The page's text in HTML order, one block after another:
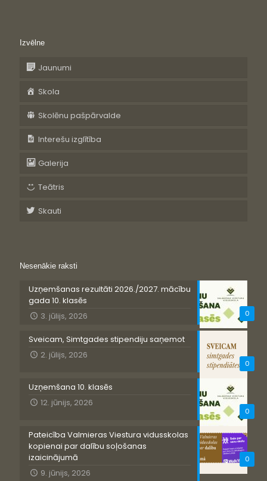
Izvēlne
Jaunumi
Skola
Skolēnu pašpārvalde
Interešu izglītība
Galerija
Teātris
Skauti
Nesenākie raksti
0
Uzņemšanas rezultāti 2026./2027. mācību
gada 10. klasēs
3. jūlijs, 2026
0
Sveicam, Simtgades stipendiju saņemot
2. jūlijs, 2026
0
Uzņemšana 10. klasēs
12. jūnijs, 2026
0
Pateicība Valmieras Viestura vidusskolas
kopienai par dalību soļošanas
izaicinājumā
9. jūnijs, 2026